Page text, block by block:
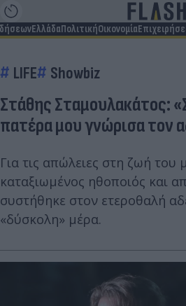
ΕλλάδαΠολιτικήΟικονομία
LIFE Showbiz
Στάθης Σταμουλακάτος:
πατέρα μου γνώρισα τον
Για τις απώλειες στη ζωή του
καταξιωμένος ηθοποιός και
συστήθηκε στον ετεροθαλή
«δύσκολη» μέρα.